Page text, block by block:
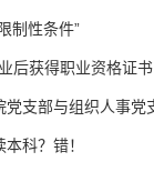
制性条件”
后获得职业资格证书
科？错！